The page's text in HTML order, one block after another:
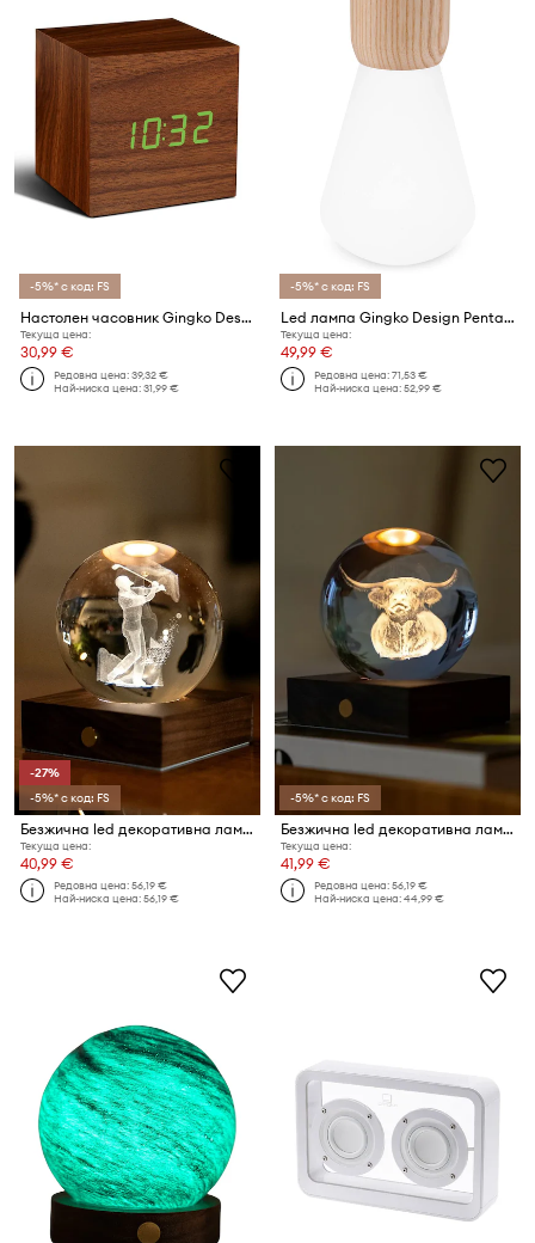
-5%* с код: FS
Настолен часовник Gingko Design Cube Click Clock
Текуща цена:
30,99 €
Редовна цена:39,32 €
Най-ниска цена:31,99 €
-5%* с код: FS
Led лампа Gingko Design Pentagon
Текуща цена:
49,99 €
Редовна цена:71,53 €
Най-ниска цена:52,99 €
-27%
-5%* с код: FS
Безжична led декоративна лампа Gingko Design Amber Crystal Light 9,5 x 8 x 8 cm
Текуща цена:
40,99 €
Редовна цена:56,19 €
Най-ниска цена:56,19 €
-5%* с код: FS
Безжична led декоративна лампа Gingko Design Amber Crystal Light 9,5 x 8 x 8 cm
Текуща цена:
41,99 €
Редовна цена:56,19 €
Най-ниска цена:44,99 €